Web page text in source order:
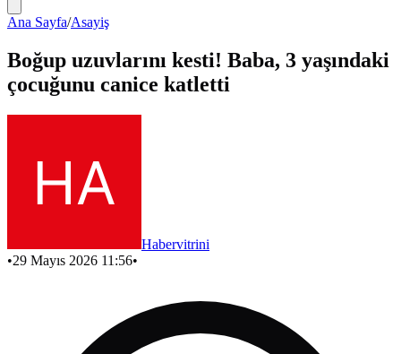
Ana Sayfa/Asayiş
Boğup uzuvlarını kesti! Baba, 3 yaşındaki
çocuğunu canice katletti
Habervitrini
•29 Mayıs 2026 11:56•